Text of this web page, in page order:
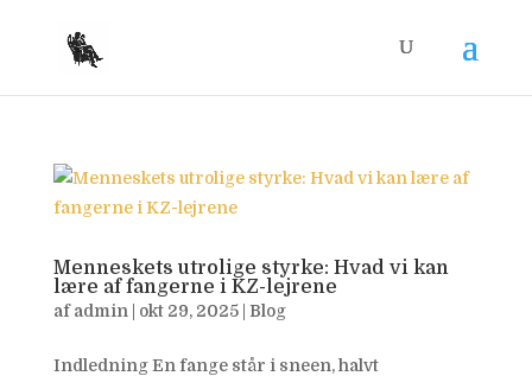
Menneskets utrolige styrke: Hvad vi kan
lære af fangerne i KZ-lejrene
afadmin okt 29, 2025| Blog
Indledning En fange står i sneen, halvt